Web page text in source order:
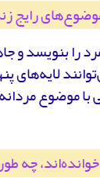
موضوع‌های
را بنویسد و
لایه‌های
با موضوع
چه